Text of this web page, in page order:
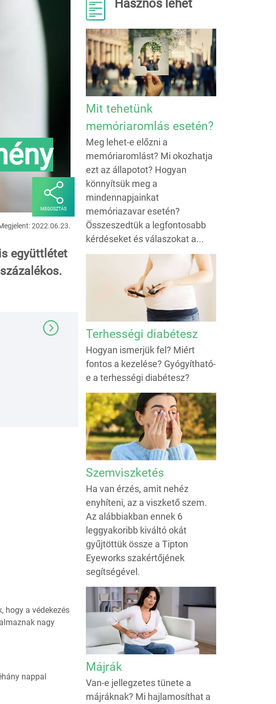
MEGOSZTÁS
2022.06.23.
együttlétet
hogy a védekezés
nagy
nappal
Hasznos lehet
Mit tehetünk
memóriaromlás esetén?
Meg lehet-e előzni a
memóriaromlást? Mi okozhatja
ezt az állapotot? Hogyan
könnyítsük meg a
mindennapjainkat
memóriazavar esetén?
Összeszedtük a legfontosabb
kérdéseket és válaszokat a...
Terhességi diabétesz
Hogyan ismerjük fel? Miért
fontos a kezelése? Gyógyítható-
e a terhességi diabétesz?
Szemviszketés
Ha van érzés, amit nehéz
enyhíteni, az a viszkető szem.
Az alábbiakban ennek 6
leggyakoribb kiváltó okát
gyűjtöttük össze a Tipton
Eyeworks szakértőjének
segítségével.
Májrák
Van-e jellegzetes tünete a
májráknak? Mi hajlamosíthat a